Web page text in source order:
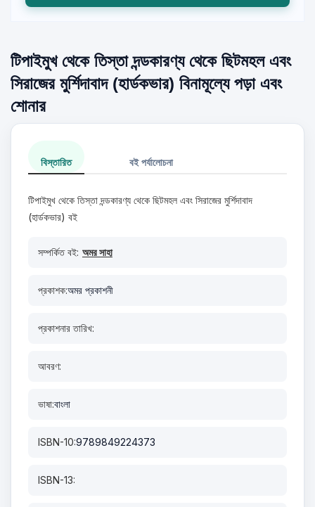
টিপাইমুখ থেকে তিস্তা দন্ডকারণ্য থেকে ছিটমহল এবং
সিরাজের মুর্শিদাবাদ (হার্ডকভার) বিনামূল্যে পড়া এবং
শোনার
বিস্তারিত বই পর্যালোচনা
টিপাইমুখ থেকে তিস্তা দন্ডকারণ্য থেকে ছিটমহল এবং সিরাজের মুর্শিদাবাদ
(হার্ডকভার) বই
সম্পর্কিত বই: অমর সাহা
প্রকাশক:অমর প্রকাশনী
প্রকাশনার তারিখ:
আবরণ:
ভাষা:বাংলা
ISBN-10:9789849224373
ISBN-13: